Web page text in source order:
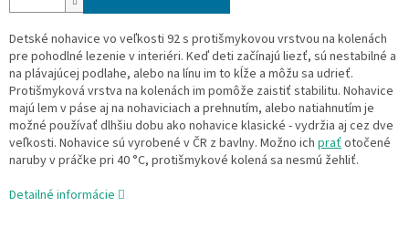
Detské nohavice vo veľkosti 92 s protišmykovou vrstvou na kolenách
pre pohodlné lezenie v interiéri. Keď deti začínajú liezť, sú nestabilné a
na plávajúcej podlahe, alebo na línu im to kĺže a môžu sa udrieť.
Protišmyková vrstva na kolenách im pomôže zaistiť stabilitu. Nohavice
majú lem v páse aj na nohaviciach a prehnutím, alebo natiahnutím je
možné používať dlhšiu dobu ako nohavice klasické - vydržia aj cez dve
veľkosti. Nohavice sú vyrobené v ČR z bavlny. Možno ich praťotočené
naruby v práčke pri 40 °C, protišmykové kolená sa nesmú žehliť.
Detailné informácie